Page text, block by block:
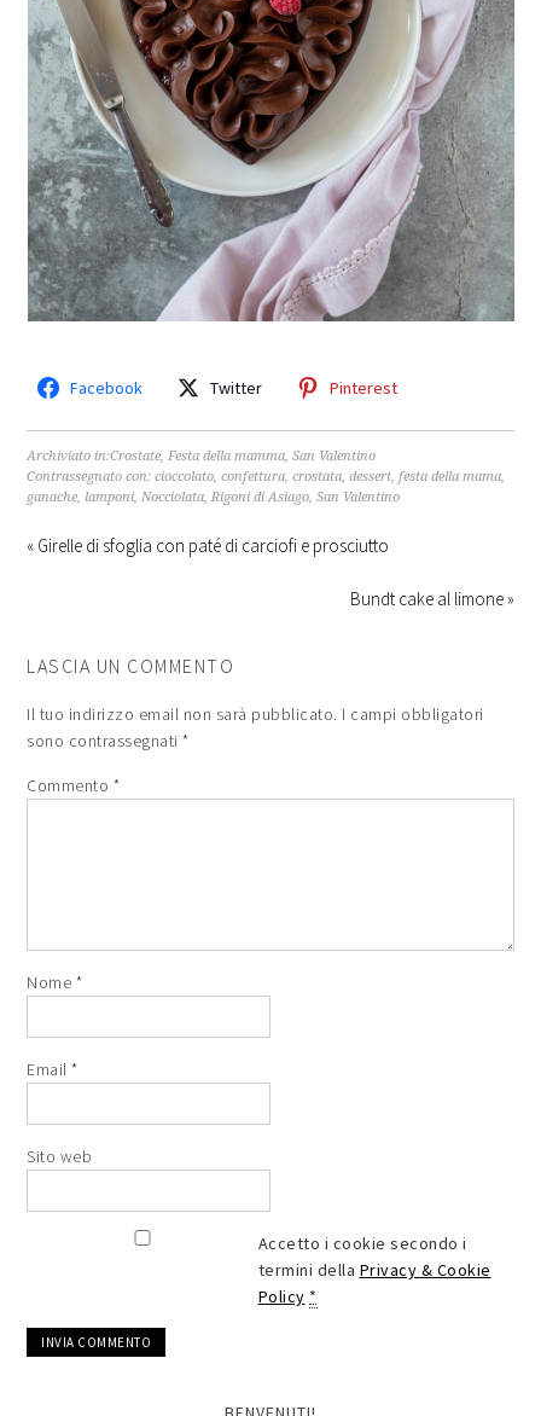
Facebook Twitter Pinterest
Archiviato in:Crostate,Festa della mamma,San Valentino
Contrassegnato con:cioccolato,confettura,crostata,dessert,festa della mama,
ganache, lamponi,Nocciolata,Rigoni di Asiago,San Valentino
« Girelle di sfoglia con paté di carciofi e prosciutto
Bundt cake al limone »
LASCIA UN COMMENTO
Il tuo indirizzo email non sarà pubblicato. I campi obbligatori
sono contrassegnati*
Commento *
Nome *
Email*
Sito web
Accetto i cookie secondo i
termini della Privacy & Cookie
Policy *